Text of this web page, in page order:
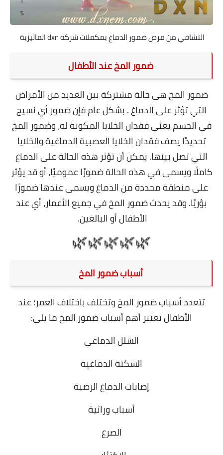
التشافي من مرض ضمور الدماغ بمكملات شركة dxn الماليزية
ضمور المخ عند الأطفال
ضمور المخ هي حالة مشتركة بين العديد من الأمراض
التي تؤثر على الدماغ . بشكل عام فإن ضمور أي نسيج
في الجسم يعني فقدان الخلايا المكونة له، وضمور المخ
تحديدًا يصف فقدان الخلايا العصبية الدماغية والخلايا
التي تصل بينها. يمكن أن تؤثر هذه الحالة على الدماغ
كاملًا ويسمى في هذه الحالة ضمورًا عموميًا، أو قد يؤثر
على منطقة محددة من الدماغ ويسمى عندها ضمورًا
بؤريًا. وقد يحدث ضمور المخ في جميع الأعمار، أي عند
الأطفال أو البالغين.
🌿🌿🌿🌿🌿
أسباب ضمور المخ
تتعدد أسباب ضمور المخ وتختلف باختلاف العمر؛ عند
الأطفال تعتبر أهم أسباب ضمور المخ ما يلي:
الشلل الدماغي
السكتة الدماغية
إصابات الدماغ الرضية
أسباب وراثية
الصرع